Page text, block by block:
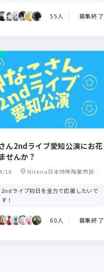
55人 募集終了
ん2ndライブ愛知公演にお花
せんか？
18 location_on Niterra日本特殊陶業市民会
2ndライブ初日を全力で応援したいで
す！
60人 募集終了